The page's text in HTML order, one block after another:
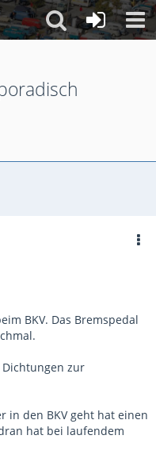
BKV. Das Bremspedal
zur
in den BKV geht hat einen
hat bei laufendem